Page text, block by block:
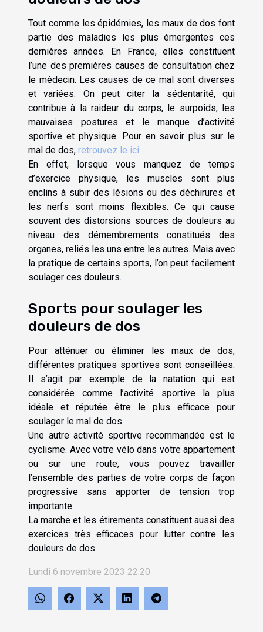
Tout comme les épidémies, les maux de dos font
partie des maladies les plus émergentes ces
dernières années. En France, elles constituent
l’une des premières causes de consultation chez
le médecin. Les causes de ce mal sont diverses
et variées. On peut citer la sédentarité, qui
contribue à la raideur du corps, le surpoids, les
mauvaises postures et le manque d’activité
sportive et physique. Pour en savoir plus sur le
mal de dos, retrouvez le ici.
En effet, lorsque vous manquez de temps
d’exercice physique, les muscles sont plus
enclins à subir des lésions ou des déchirures et
les nerfs sont moins flexibles. Ce qui cause
souvent des distorsions sources de douleurs au
niveau des démembrements constitués des
organes, reliés les uns entre les autres. Mais avec
la pratique de certains sports, l’on peut facilement
soulager ces douleurs.
Sports pour soulager les
douleurs de dos
Pour atténuer ou éliminer les maux de dos,
différentes pratiques sportives sont conseillées.
Il s’agit par exemple de la natation qui est
considérée comme l’activité sportive la plus
idéale et réputée être le plus efficace pour
soulager le mal de dos.
Une autre activité sportive recommandée est le
cyclisme. Avec votre vélo dans votre appartement
ou sur une route, vous pouvez travailler
l’ensemble des parties de votre corps de façon
progressive sans apporter de tension trop
importante.
La marche et les étirements constituent aussi des
exercices très efficaces pour lutter contre les
douleurs de dos.
Lundi 6 novembre 2023 22:20